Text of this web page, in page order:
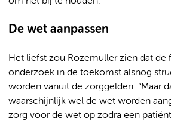
De wet aanpassen
Het liefst zou Rozemuller zien dat de
onderzoek in de toekomst alsnog
worden vanuit de zorggelden. “Maar
waarschijnlijk wel de wet worden
zorg voor de wet op zodra een